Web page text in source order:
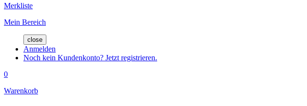
Merkliste
Mein Bereich
close
Anmelden
Noch kein Kundenkonto? Jetzt registrieren.
0
Warenkorb